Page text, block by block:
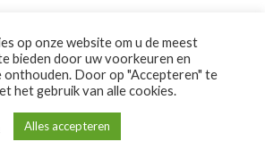
© 2026 MijnFotolijstje.nl
by Brouwer Digitaal
op onze website om u de meest
bieden door uw voorkeuren en
onthouden. Door op "Accepteren" te
het gebruik van alle cookies.
Alles accepteren